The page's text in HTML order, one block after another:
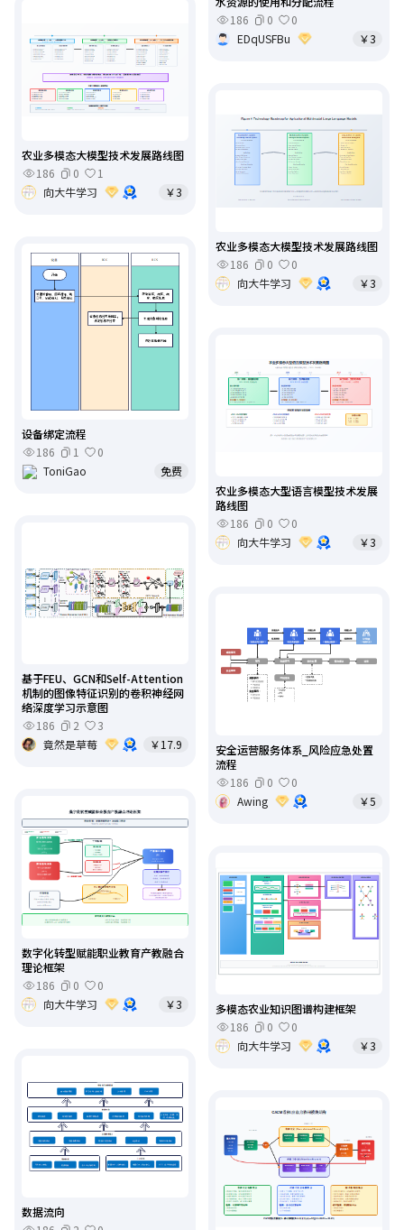
186
0
0
EDqUSFBu
￥3
农业多模态大模型技术发展路线图
186
0
1
向大牛学习
￥3
农业多模态大模型技术发展路线图
186
0
0
向大牛学习
￥3
设备绑定流程
186
1
0
ToniGao
免费
农业多模态大型语言模型技术发展
路线图
186
0
0
向大牛学习
￥3
基于FEU、GCN和Self-Attention
机制的图像特征识别的卷积神经网
络深度学习示意图
186
2
3
竟然是草莓
￥17.9
安全运营服务体系_风险应急处置
流程
186
0
0
Awing
￥5
数字化转型赋能职业教育产教融合
理论框架
186
0
0
向大牛学习
￥3
多模态农业知识图谱构建框架
186
0
0
向大牛学习
￥3
数据流向